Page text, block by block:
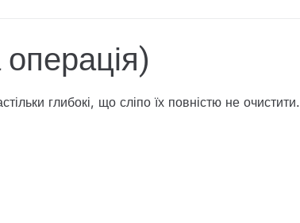
глибокі, що сліпо їх повністю не очистити.